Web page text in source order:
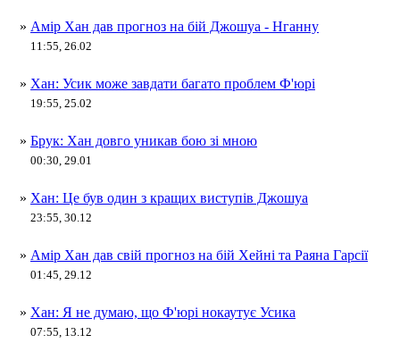
» Амір Хан дав прогноз на бій Джошуа - Нганну
11:55, 26.02
» Хан: Усик може завдати багато проблем Ф'юрі
19:55, 25.02
» Брук: Хан довго уникав бою зі мною
00:30, 29.01
» Хан: Це був один з кращих виступів Джошуа
23:55, 30.12
» Амір Хан дав свій прогноз на бій Хейні та Раяна Гарсії
01:45, 29.12
» Хан: Я не думаю, що Ф'юрі нокаутує Усика
07:55, 13.12